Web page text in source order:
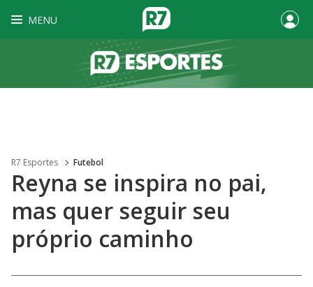
MENU
R7 Esportes Futebol
Reyna se inspira no pai,
mas quer seguir seu
próprio caminho